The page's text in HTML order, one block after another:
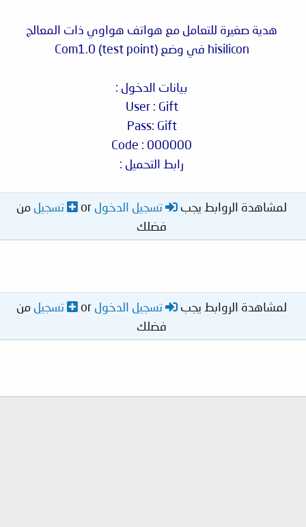
هدية صغيرة للتعامل مع هواتف هواوي ذات المعالج
hisilicon في وضع Com1.0 (test point)
بيانات الدخول :
User : Gift
Pass: Gift
Code : 000000
رابط التحميل :
لمشاهدة الروابط يجب تسجيل الدخول or تسجيل من
فضلك
لمشاهدة الروابط يجب تسجيل الدخول or تسجيل من
فضلك